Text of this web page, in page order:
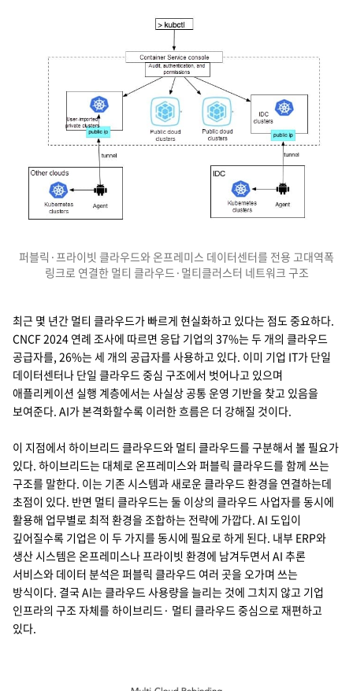
퍼블릭·프라이빗 클라우드와 온프레미스 데이터센터를 전용 고대역폭
링크로 연결한 멀티 클라우드·멀티클러스터 네트워크 구조
최근 몇 년간 멀티 클라우드가 빠르게 현실화하고 있다는 점도 중요하다.
CNCF 2024 연례 조사에 따르면 응답 기업의 37%는 두 개의 클라우드
공급자를, 26%는 세 개의 공급자를 사용하고 있다. 이미 기업 IT가 단일
데이터센터나 단일 클라우드 중심 구조에서 벗어나고 있으며
애플리케이션 실행 계층에서는 사실상 공통 운영 기반을 찾고 있음을
보여준다. AI가 본격화할수록 이러한 흐름은 더 강해질 것이다.
이 지점에서 하이브리드 클라우드와 멀티 클라우드를 구분해서 볼 필요가
있다. 하이브리드는 대체로 온프레미스와 퍼블릭 클라우드를 함께 쓰는
구조를 말한다. 이는 기존 시스템과 새로운 클라우드 환경을 연결하는데
초점이 있다. 반면 멀티 클라우드는 둘 이상의 클라우드 사업자를 동시에
활용해 업무별로 최적 환경을 조합하는 전략에 가깝다. AI 도입이
깊어질수록 기업은 이 두 가지를 동시에 필요로 하게 된다. 내부 ERP와
생산 시스템은 온프레미스나 프라이빗 환경에 남겨두면서 AI 추론
서비스와 데이터 분석은 퍼블릭 클라우드 여러 곳을 오가며 쓰는
방식이다. 결국 AI는 클라우드 사용량을 늘리는 것에 그치지 않고 기업
인프라의 구조 자체를 하이브리드· 멀티 클라우드 중심으로 재편하고
있다.